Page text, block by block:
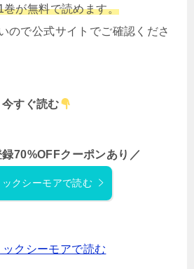
が無料で読めます。
ので公式サイトでご確認くださ
今すぐ読む
70%OFFクーポンあり／
ックシーモアで読む
ックシーモアで読む